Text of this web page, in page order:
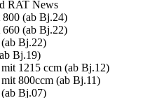
RAT News
800 (ab Bj.24)
660 (ab Bj.22)
Bj.22)
Bj.19)
1215 ccm (ab Bj.12)
800ccm (ab Bj.11)
Bj.07)